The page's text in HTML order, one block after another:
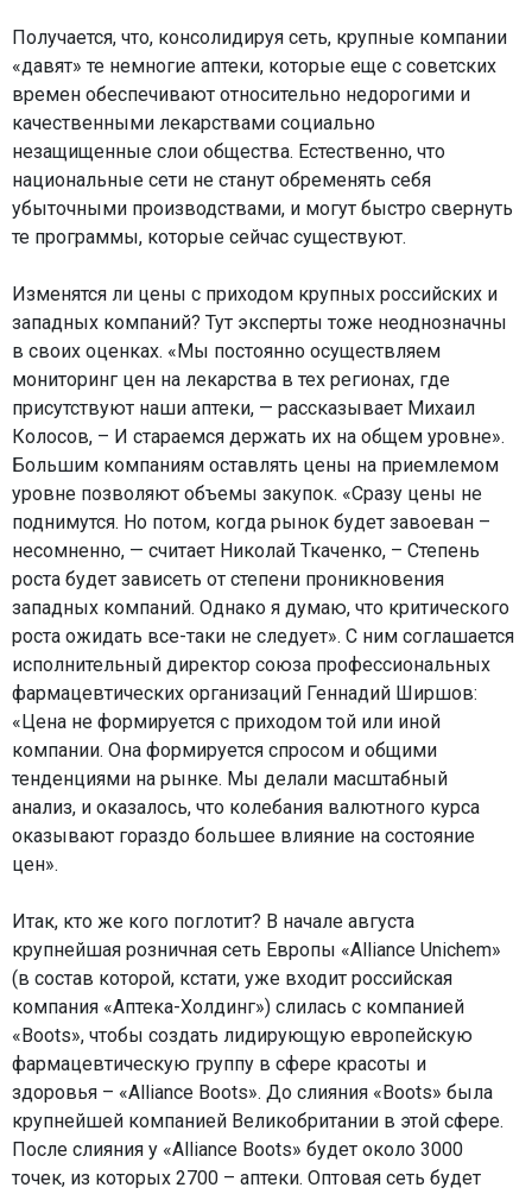
Получается, что, консолидируя сеть, крупные компании
«давят» те немногие аптеки, которые еще с советских
времен обеспечивают относительно недорогими и
качественными лекарствами социально
незащищенные слои общества. Естественно, что
национальные сети не станут обременять себя
убыточными производствами, и могут быстро свернуть
те программы, которые сейчас существуют.
Изменятся ли цены с приходом крупных российских и
западных компаний? Тут эксперты тоже неоднозначны
в своих оценках. «Мы постоянно осуществляем
мониторинг цен на лекарства в тех регионах, где
присутствуют наши аптеки, — рассказывает Михаил
Колосов, – И стараемся держать их на общем уровне».
Большим компаниям оставлять цены на приемлемом
уровне позволяют объемы закупок. «Сразу цены не
поднимутся. Но потом, когда рынок будет завоеван –
несомненно, — считает Николай Ткаченко, – Степень
роста будет зависеть от степени проникновения
западных компаний. Однако я думаю, что критического
роста ожидать все-таки не следует». С ним соглашается
исполнительный директор союза профессиональных
фармацевтических организаций Геннадий Ширшов:
«Цена не формируется с приходом той или иной
компании. Она формируется спросом и общими
тенденциями на рынке. Мы делали масштабный
анализ, и оказалось, что колебания валютного курса
оказывают гораздо большее влияние на состояние
цен».
Итак, кто же кого поглотит? В начале августа
крупнейшая розничная сеть Европы «Alliance Unichem»
(в состав которой, кстати, уже входит российская
компания «Аптека-Холдинг») слилась с компанией
«Boots», чтобы создать лидирующую европейскую
фармацевтическую группу в сфере красоты и
здоровья – «Alliance Boots». До слияния «Boots» была
крупнейшей компанией Великобритании в этой сфере.
После слияния у «Alliance Boots» будет около 3000
точек, из которых 2700 – аптеки. Оптовая сеть будет